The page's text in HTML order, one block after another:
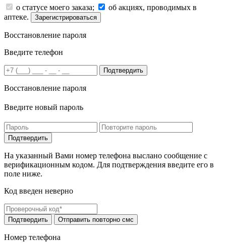
о статусе моего заказа;
об акциях, проводимых в
аптеке.
Зарегистрироваться
Восстановление пароля
Введите телефон
Подтвердить
Восстановление пароля
Введите новый пароль
На указанный Вами номер телефона выслано сообщение с
верификационным кодом. Для подтверждения введите его в
поле ниже.
Код введен неверно
Номер телефона